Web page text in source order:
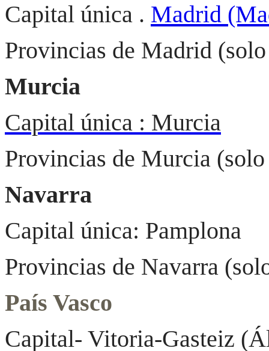
Capital única . Madrid
Provincias de Madrid
Murcia
Capital única : Murcia
Provincias de Murcia
Navarra
Capital única: Pamplona
Provincias de Navarra
País Vasco
Capital- Vitoria-Gasteiz